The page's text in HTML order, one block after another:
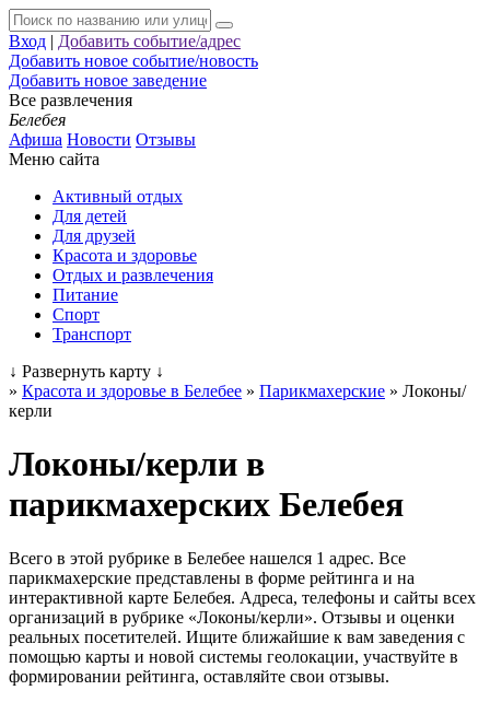
Вход | Добавить событие/адрес
Добавить новое событие/новость
Добавить новое заведение
Все развлечения
Белебея
Афиша Новости Отзывы
Меню сайта
Активный отдых
Для детей
Для друзей
Красота и здоровье
Отдых и развлечения
Питание
Спорт
Транспорт
↓ Развернуть карту ↓
» Красота и здоровье в Белебее » Парикмахерские » Локоны/
керли
Локоны/керли в
парикмахерских Белебея
Всего в этой рубрике в Белебее нашелся 1 адрес. Все
парикмахерские представлены в форме рейтинга и на
интерактивной карте Белебея. Адреса, телефоны и сайты всех
организаций в рубрике «Локоны/керли». Отзывы и оценки
реальных посетителей. Ищите ближайшие к вам заведения с
помощью карты и новой системы геолокации, участвуйте в
формировании рейтинга, оставляйте свои отзывы.